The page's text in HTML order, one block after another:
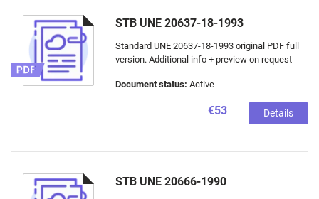
STB UNE 20637-18-1993
Standard UNE 20637-18-1993 original PDF full
version. Additional info + preview on request
Document status: Active
€53 Details
STB UNE 20666-1990